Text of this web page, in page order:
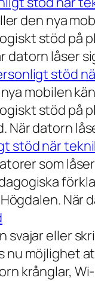
den nya
stöd
datorn låser
stöd
mobilen
stöd
När datorn
stöd när
som
eller
nu möjlighet
krånglar,